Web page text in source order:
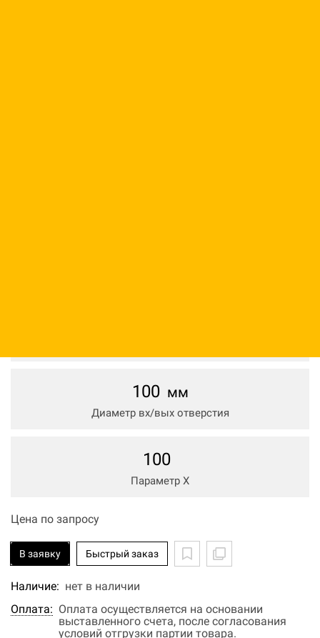
100 мм
Диаметр вх/вых отверстия
100
Параметр Х
Цена по запросу
В заявку Быстрый заказ
Наличие: нет в наличии
Оплата: Оплата осуществляется на основании
выставленного счета, после согласования
условий отгрузки партии товара.